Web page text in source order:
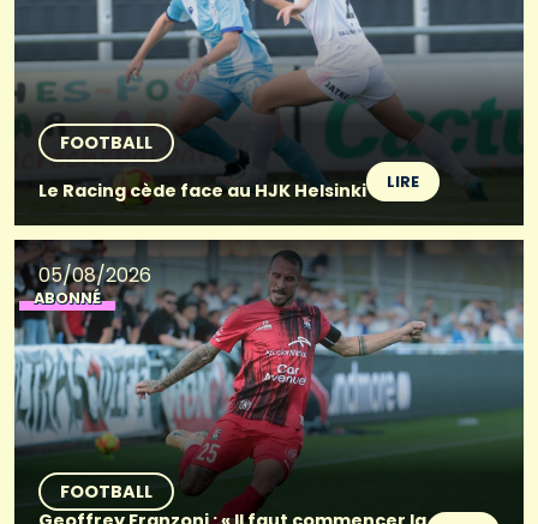
FOOTBALL
Le Racing cède face au HJK Helsinki
LIRE
05/08/2026
ABONNÉ
FOOTBALL